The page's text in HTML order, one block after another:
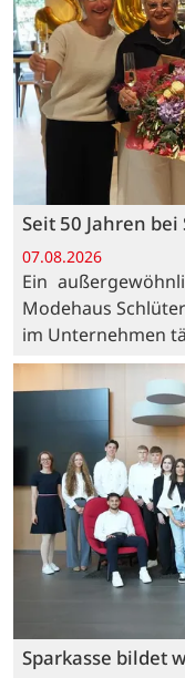
Seit 50 Jahren
07.08.2026
Ein
Modehaus
im Unternehmen
Sparkasse bildet